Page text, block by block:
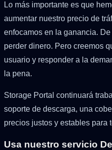
Lo más importante es que
aumentar nuestro precio de
enfocamos en la ganancia.
perder dinero. Pero creemos
usuario y responder a la
la pena.
Storage Portal continuará
soporte de descarga, una
precios justos y estables para
Usa nuestro servicio